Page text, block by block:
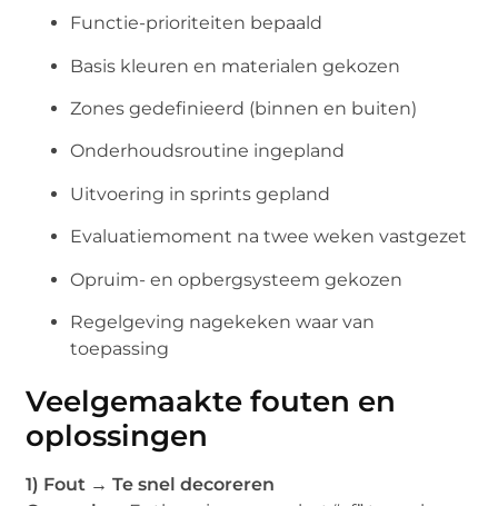
Functie-prioriteiten bepaald
Basis kleuren en materialen gekozen
Zones gedefinieerd (binnen en buiten)
Onderhoudsroutine ingepland
Uitvoering in sprints gepland
Evaluatiemoment na twee weken vastgezet
Opruim- en opbergsysteem gekozen
Regelgeving nagekeken waar van
toepassing
Veelgemaakte fouten en
oplossingen
1) Fout → Te snel decoreren